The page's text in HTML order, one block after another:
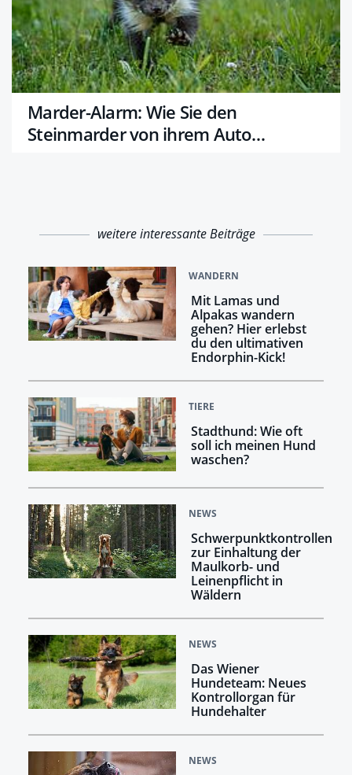
Marder-Alarm: Wie Sie den
Steinmarder von ihrem Auto
weitere interessante Beiträge
WANDERN
Mit Lamas und
Alpakas wandern
gehen? Hier erlebst
du den ultimativen
Endorphin-Kick!
TIERE
Stadthund: Wie oft
soll ich meinen Hund
waschen?
NEWS
Schwerpunktkontrollen
zur Einhaltung der
Maulkorb- und
Leinenpflicht in
Wäldern
NEWS
Das Wiener
Hundeteam: Neues
Kontrollorgan für
Hundehalter
NEWS